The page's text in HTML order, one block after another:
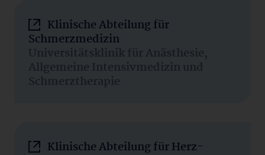
Klinische Abteilung für
Schmerzmedizin
Universitätsklinik für Anästhesie,
Allgemeine Intensivmedizin und
Schmerztherapie
Klinische Abteilung für Herz-